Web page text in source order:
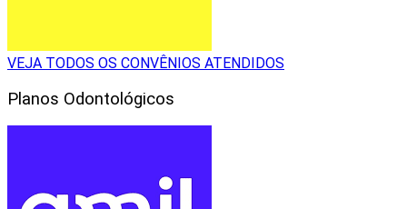
VEJA TODOS OS CONVÊNIOS ATENDIDOS
Planos Odontológicos